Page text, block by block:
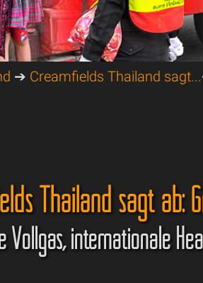
➔ Creamfields Thailand sagt...
Thailand sagt ab:
Vollgas, internationale